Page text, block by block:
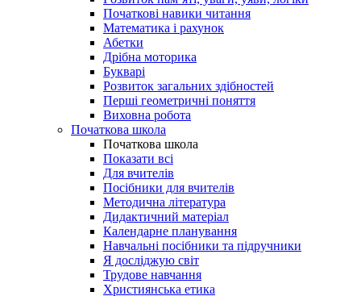
Початкові навики читання
Математика і рахунок
Абетки
Дрібна моторика
Букварі
Розвиток загальних здібностей
Перші геометричні поняття
Виховна робота
Початкова школа
Початкова школа
Показати всі
Для вчителів
Посібники для вчителів
Методична література
Дидактичний матеріал
Календарне планування
Навчальні посібники та підручники
Я досліджую світ
Трудове навчання
Християнська етика